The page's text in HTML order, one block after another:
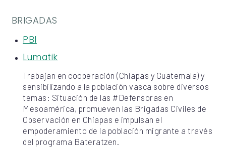
BRIGADAS
PBI
Lumatik
Trabajan en cooperación (Chiapas y Guatemala) y
sensibilizando a la población vasca sobre diversos
temas: Situación de las #Defensoras en
Mesoamérica, promueven las Brigadas Civiles de
Observación en Chiapas e impulsan el
empoderamiento de la población migrante a través
del programa Bateratzen.